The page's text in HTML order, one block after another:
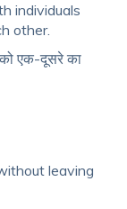
individuals
other.
एक-दूसरे का
leaving